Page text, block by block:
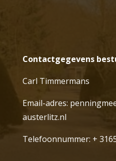
Contactgegevens
Carl Timmermans
Email-adres:
austerlitz.nl
Telefoonnummer: +